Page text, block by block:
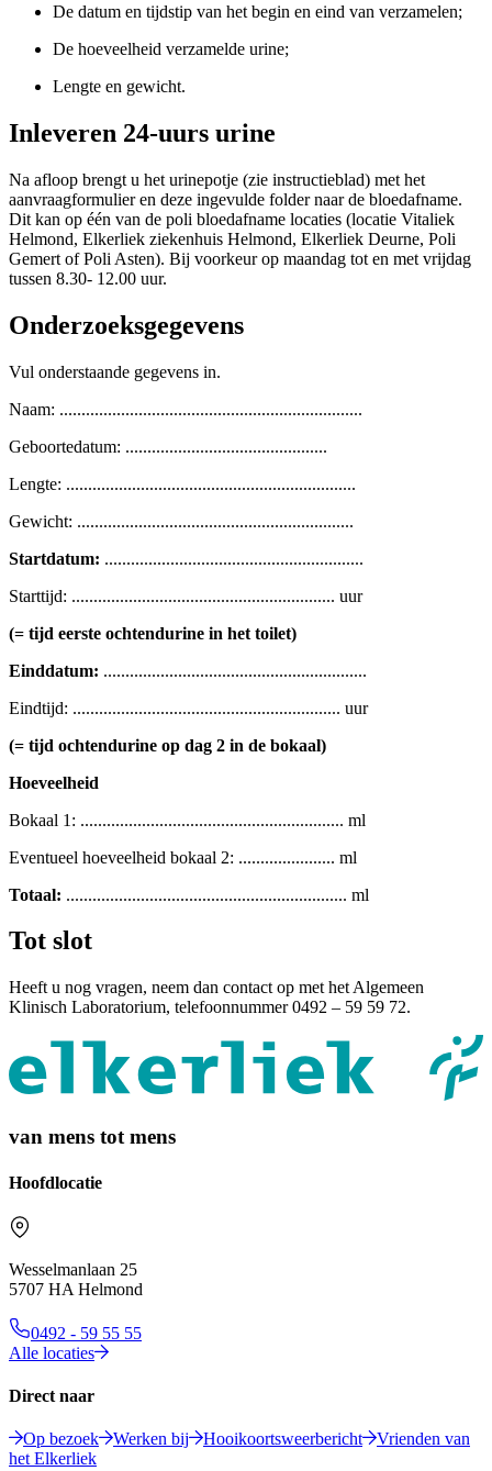
De datum en tijdstip van het begin en eind van verzamelen;
De hoeveelheid verzamelde urine;
Lengte en gewicht.
Inleveren 24-uurs urine
Na afloop brengt u het urinepotje (zie instructieblad) met het
aanvraagformulier en deze ingevulde folder naar de bloedafname.
Dit kan op één van de poli bloedafname locaties (locatie Vitaliek
Helmond, Elkerliek ziekenhuis Helmond, Elkerliek Deurne, Poli
Gemert of Poli Asten). Bij voorkeur op maandag tot en met vrijdag
tussen 8.30- 12.00 uur.
Onderzoeksgegevens
Vul onderstaande gegevens in.
Naam: .....................................................................
Geboortedatum: ..............................................
Lengte: ..................................................................
Gewicht: ...............................................................
Startdatum: ...........................................................
Starttijd: ............................................................ uur
(= tijd eerste ochtendurine in het toilet)
Einddatum: ............................................................
Eindtijd: ............................................................. uur
(= tijd ochtendurine op dag 2 in de bokaal)
Hoeveelheid
Bokaal 1: ............................................................ ml
Eventueel hoeveelheid bokaal 2: ...................... ml
Totaal: ................................................................ ml
Tot slot
Heeft u nog vragen, neem dan contact op met het Algemeen
Klinisch Laboratorium, telefoonnummer 0492 – 59 59 72.
van mens tot mens
Hoofdlocatie
Wesselmanlaan 25
5707 HA Helmond
0492 - 59 55 55
Alle locaties
Direct naar
Op bezoek Werken bij Hooikoortsweerbericht
Vrienden van
het Elkerliek